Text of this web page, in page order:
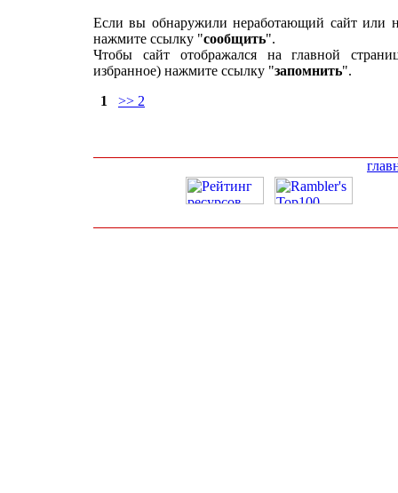
Если вы обнаружили неработающий сайт или
нажмите ссылку "сообщить".
Чтобы сайт отображался на главной
избранное) нажмите ссылку "запомнить".
1
>> 2